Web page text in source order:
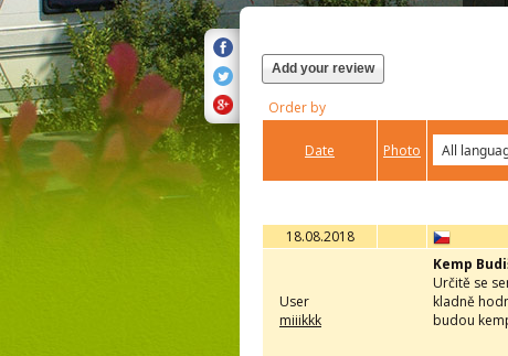
Add your review
Order by
Date Photo
18.08.2018
User
miiikkk
Kemp
Určitě se
kladně
budou